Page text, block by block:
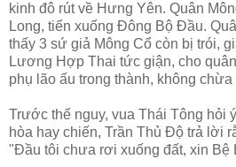
kinh đô rút về Hưng Yên. Quân
Long, tiến xuống Đông Bộ Đầu.
thấy 3 sứ giả Mông Cổ còn bị trói,
Lương Hợp Thai tức giận, cho
phụ lão ấu trong thành, không
Trước thế nguy, vua Thái Tông hỏi
hòa hay chiến, Trần Thủ Độ trả lời
"Đầu tôi chưa rơi xuống đất, xin Bệ